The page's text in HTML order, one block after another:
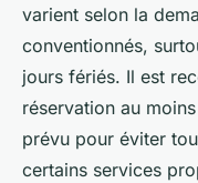
varient selon la
conventionnés,
jours fériés. Il est
réservation au
prévu pour éviter
certains services